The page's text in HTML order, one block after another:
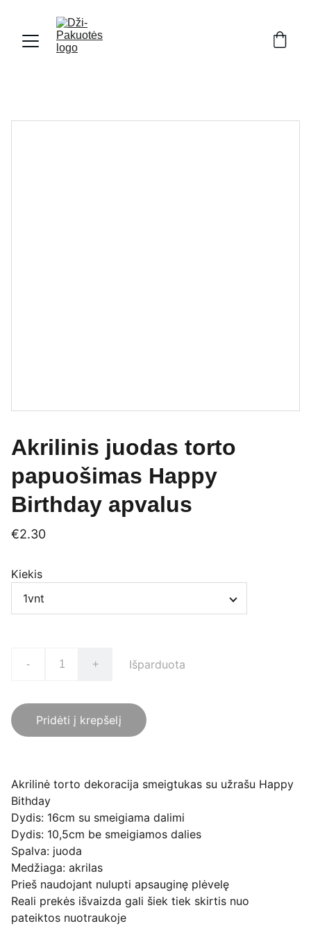
Akrilinis juodas torto
papuošimas Happy
Birthday apvalus
€2.30
Kiekis
- + Išparduota
Pridėti į krepšelį
Akrilinė torto dekoracija smeigtukas su užrašu Happy
Bithday
Dydis: 16cm su smeigiama dalimi
Dydis: 10,5cm be smeigiamos dalies
Spalva: juoda
Medžiaga: akrilas
Prieš naudojant nulupti apsauginę plėvelę
Reali prekės išvaizda gali šiek tiek skirtis nuo
pateiktos nuotraukoje